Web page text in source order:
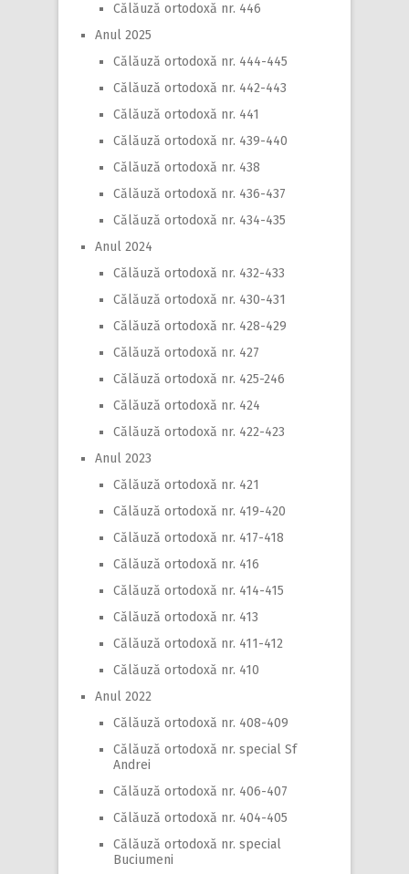
Călăuză ortodoxă nr. 446
Anul 2025
Călăuză ortodoxă nr. 444-445
Călăuză ortodoxă nr. 442-443
Călăuză ortodoxă nr. 441
Călăuză ortodoxă nr. 439-440
Călăuză ortodoxă nr. 438
Călăuză ortodoxă nr. 436-437
Călăuză ortodoxă nr. 434-435
Anul 2024
Călăuză ortodoxă nr. 432-433
Călăuză ortodoxă nr. 430-431
Călăuză ortodoxă nr. 428-429
Călăuză ortodoxă nr. 427
Călăuză ortodoxă nr. 425-246
Călăuză ortodoxă nr. 424
Călăuză ortodoxă nr. 422-423
Anul 2023
Călăuză ortodoxă nr. 421
Călăuză ortodoxă nr. 419-420
Călăuză ortodoxă nr. 417-418
Călăuză ortodoxă nr. 416
Călăuză ortodoxă nr. 414-415
Călăuză ortodoxă nr. 413
Călăuză ortodoxă nr. 411-412
Călăuză ortodoxă nr. 410
Anul 2022
Călăuză ortodoxă nr. 408-409
Călăuză ortodoxă nr. special Sf
Andrei
Călăuză ortodoxă nr. 406-407
Călăuză ortodoxă nr. 404-405
Călăuză ortodoxă nr. special
Buciumeni